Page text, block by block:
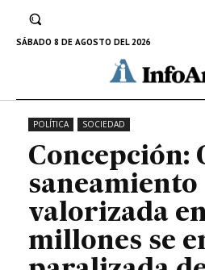
SÁBADO 8 DE AGOSTO DEL 2026
paralizada
8 DE SEPTIEMBRE
POLÍTICA SOCIEDAD
Concepción:
saneamiento
valorizada
millones se